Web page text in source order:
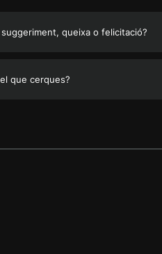
queixa o felicitació?
que cerques?